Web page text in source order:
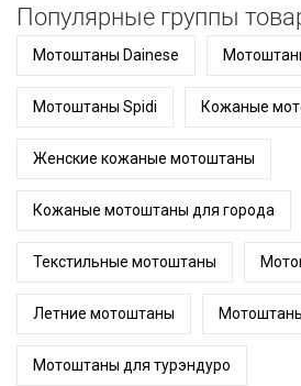
Популярные группы
Мотоштаны Dainese
Мотоштаны Spidi Кожаные
Женские кожаные мотоштаны
Кожаные мотоштаны для города
Текстильные мотоштаны
Летние мотоштаны
Мотоштаны для турэндуро